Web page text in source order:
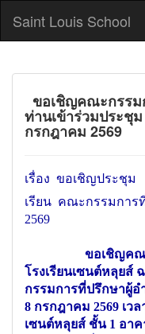
Saint Louis School
ขอเชิญคณะกรรม
ท่านเข้าร่วมประชุ
กรกฎาคม 2569
เรื่อง ขอเชิญประชุม
เรียน คณะกรรมการ
2569
ขอเชิญคณ
โรงเรียนเซนต์หลุยส์
กรรมการที่ปรึกษาผู้อ
8 กรกฎาคม 2569 เว
เซนต์หลุยส์ ชั้น 1 อา